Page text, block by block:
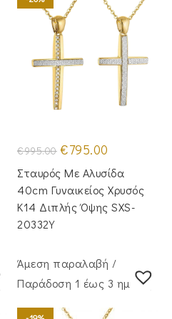
€995.00 Original
price
was:
€995.00.
€795.00
τιμή
είναι:
€795.00.
Σταυρός Με Αλυσίδα
40cm Γυναικείος Χρυσός
Κ14 Διπλής Όψης SXS-
20332Y
Άμεση παραλαβή /
Παράδoση 1 έως 3 ημέρες